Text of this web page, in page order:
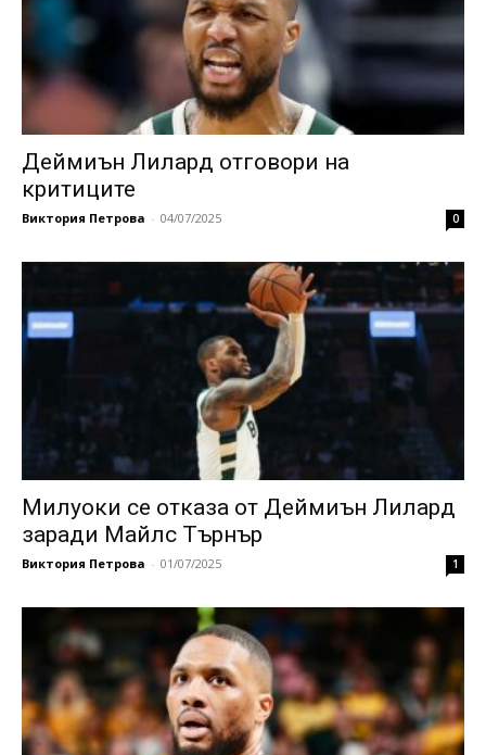
Деймиън Лилард отговори на
критиците
Виктория Петрова - 04/07/2025 0
Милуоки се отказа от Деймиън Лилард
заради Майлс Търнър
Виктория Петрова - 01/07/2025 1